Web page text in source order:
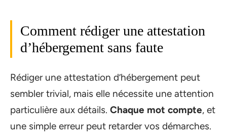
Comment rédiger une attestation
d’hébergement sans faute
Rédiger une attestation d’hébergement peut
sembler trivial, mais elle nécessite une attention
particulière aux détails. Chaque mot compte, et
une simple erreur peut retarder vos démarches.